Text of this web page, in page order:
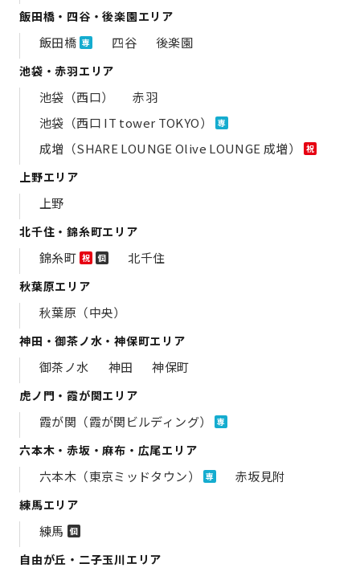
飯田橋・四谷・後楽園エリア
飯田橋 専 四谷 後楽園
池袋・赤羽エリア
池袋（西口）
赤羽
池袋（西口 IT tower TOKYO）
専
成増（SHARE LOUNGE Olive LOUNGE 成増） 祝
上野エリア
上野
北千住・錦糸町エリア
錦糸町 祝 個 北千住
秋葉原エリア
秋葉原（中央）
神田・御茶ノ水・神保町エリア
御茶ノ水 神田 神保町
虎ノ門・霞が関エリア
霞が関（霞が関ビルディング） 専
六本木・赤坂・麻布・広尾エリア
六本木（東京ミッドタウン） 専 赤坂見附
練馬エリア
練馬 個
自由が丘・二子玉川エリア